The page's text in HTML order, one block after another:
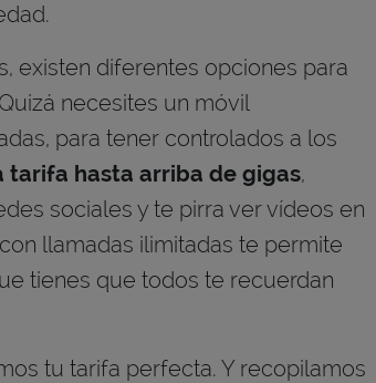
existen diferentes opciones para
necesites un móvil
para tener controlados a los
tarifa hasta arriba de gigas,
sociales y te pirra ver vídeos en
llamadas ilimitadas te permite
tienes que todos te recuerdan
tu tarifa perfecta. Y recopilamos